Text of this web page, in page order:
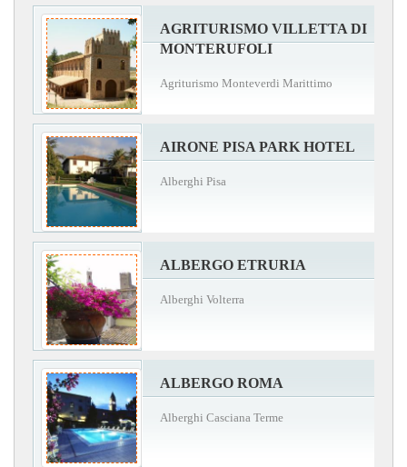
AGRITURISMO VILLETTA DI
MONTERUFOLI
Agriturismo Monteverdi Marittimo
AIRONE PISA PARK HOTEL
Alberghi Pisa
ALBERGO ETRURIA
Alberghi Volterra
ALBERGO ROMA
Alberghi Casciana Terme